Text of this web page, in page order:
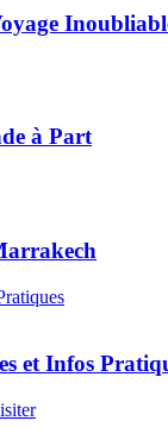
à Part
et Infos